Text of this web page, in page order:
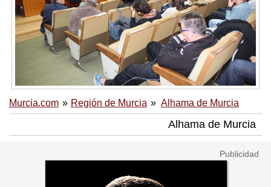
Murcia.com Región de Murcia Alhama de Murcia
Alhama de Murcia